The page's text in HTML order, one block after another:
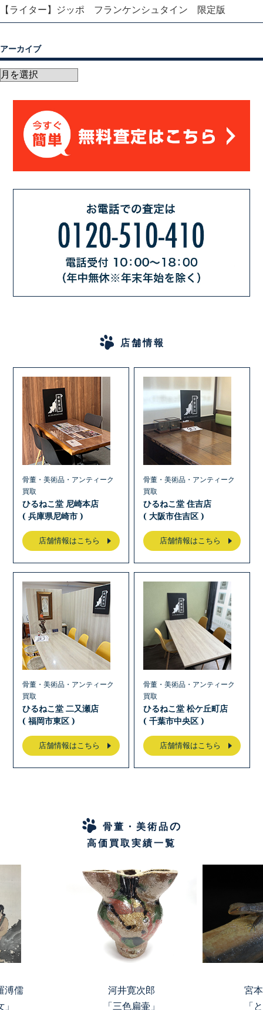
【ライター】ジッポ フランケンシュタイン 限定版
アーカイブ
店舗情報
骨董・美術品・アンティーク
買取
ひるねこ堂 尼崎本店
( 兵庫県尼崎市 )
店舗情報はこちら
骨董・美術品・アンティーク
買取
ひるねこ堂 住吉店
( 大阪市住吉区 )
店舗情報はこちら
骨董・美術品・アンティーク
買取
ひるねこ堂 二又瀬店
( 福岡市東区 )
店舗情報はこちら
骨董・美術品・アンティーク
買取
ひるねこ堂 松ケ丘町店
( 千葉市中央区 )
店舗情報はこちら
骨董・美術品の
高価買取実績一覧
溥儒
河井寛次郎
「三色扁壷」
宮
「